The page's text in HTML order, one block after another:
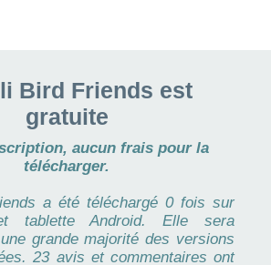
Bird Friends est
gratuite
aucun frais pour la
télécharger.
a été téléchargé 0 fois sur
tablette Android. Elle sera
grande majorité des versions
23 avis et commentaires ont